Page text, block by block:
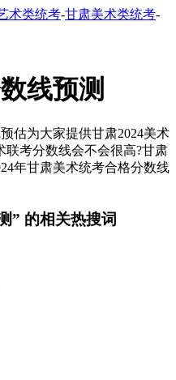
术类统考-甘肃美术类统考-
线预测
估为大家提供甘肃2024美术
联考分数线会不会很高?甘肃
年甘肃美术统考合格分数线
” 的相关热搜词